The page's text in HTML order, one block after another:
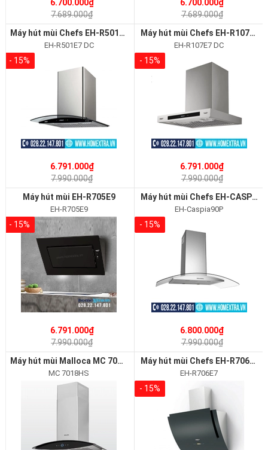
6.700.000₫
7.689.000₫
6.700.000₫
7.689.000₫
Máy hút mùi Chefs EH-R501E7 DC
EH-R501E7 DC
- 15%
6.791.000₫
7.990.000₫
Máy hút mùi Chefs EH-R107E7 DC
EH-R107E7 DC
- 15%
6.791.000₫
7.990.000₫
Máy hút mùi EH-R705E9
EH-R705E9
- 15%
6.791.000₫
7.990.000₫
Máy hút mùi Chefs EH-CASPIA90P
EH-Caspia90P
- 15%
6.800.000₫
7.990.000₫
Máy hút mùi Malloca MC 7018HS
MC 7018HS
Máy hút mùi Chefs EH-R706E7
EH-R706E7
- 15%